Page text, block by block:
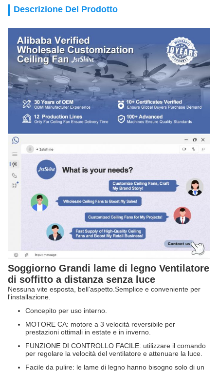
Descrizione Del Prodotto
Soggiorno Grandi lame di legno Ventilatore
di soffitto a distanza senza luce
Nessuna vite esposta, bell'aspetto.Semplice e conveniente per
l'installazione.
Concepito per uso interno.
MOTORE CA: motore a 3 velocità reversibile per
prestazioni ottimali in estate e in inverno.
FUNZIONE DI CONTROLLO FACILE: utilizzare il comando
per regolare la velocità del ventilatore e attenuare la luce.
Facile da pulire: le lame di legno hanno bisogno solo di un